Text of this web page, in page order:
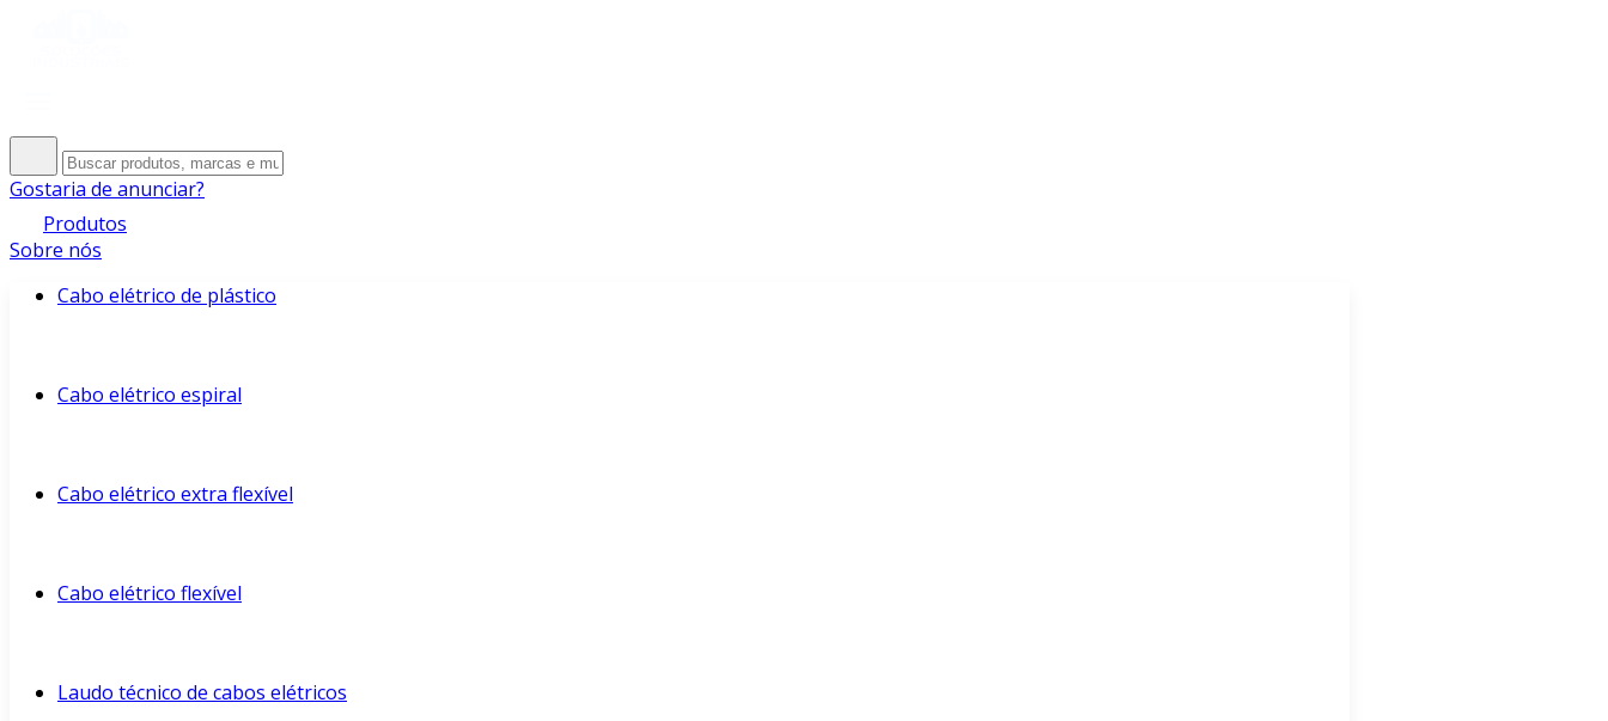
Gostaria de anunciar?
Produtos
Sobre nós
Cabo elétrico de plástico
Cabo elétrico espiral
Cabo elétrico extra flexível
Cabo elétrico flexível
Laudo técnico de cabos elétricos